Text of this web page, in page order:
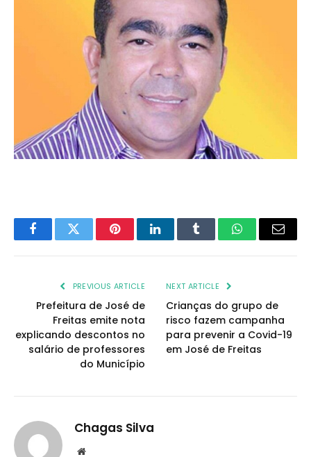
FacebookTwitter PinterestLinkedInTumblr WhatsAppEmail
PREVIOUS ARTICLE
Prefeitura de José de
Freitas emite nota
explicando descontos no
salário de professores
do Município
NEXT ARTICLE
Crianças do grupo de
risco fazem campanha
para prevenir a Covid-19
em José de Freitas
Chagas Silva
Website